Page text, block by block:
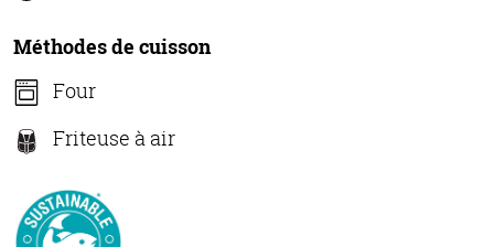
Méthodes de cuisson
Four
Friteuse à air